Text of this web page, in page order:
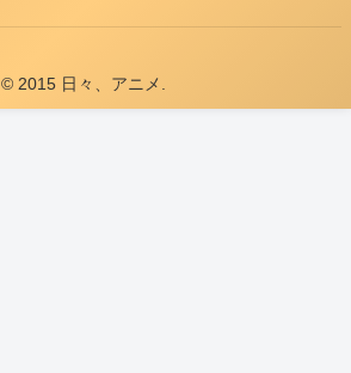
© 2015 日々、アニメ.